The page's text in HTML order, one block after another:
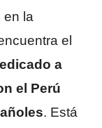
en la
el
a
el Perú
. Está